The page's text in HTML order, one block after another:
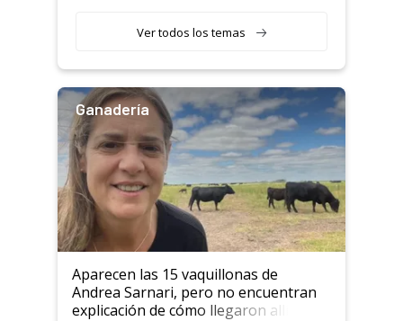
Ver todos los temas
Ganadería
Aparecen las 15 vaquillonas de
Andrea Sarnari, pero no encuentran
explicación de cómo llegaron allí